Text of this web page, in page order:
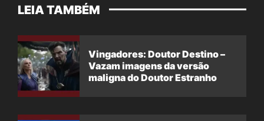
LEIA TAMBÉM
Vingadores: Doutor Destino –
Vazam imagens da versão
maligna do Doutor Estranho